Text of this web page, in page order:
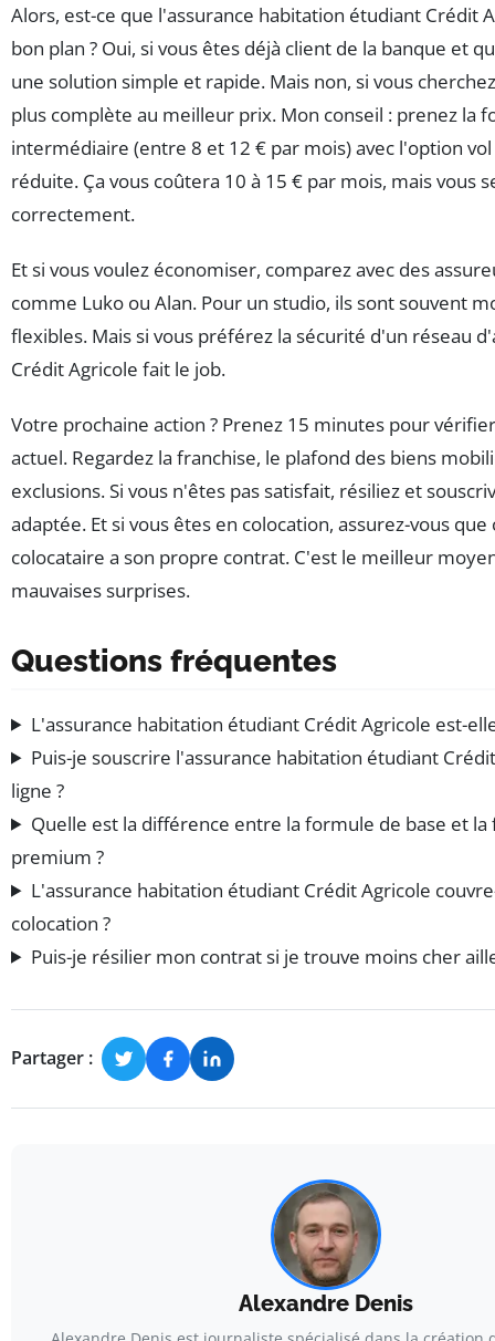
Alors, est-ce que l'assurance habitation étudiant Crédit
bon plan ? Oui, si vous êtes déjà client de la banque et
une solution simple et rapide. Mais non, si vous
plus complète au meilleur prix. Mon conseil : prenez la
intermédiaire (entre 8 et 12 € par mois) avec l'option
réduite. Ça vous coûtera 10 à 15 € par mois, mais vous
correctement.
Et si vous voulez économiser, comparez avec des
comme Luko ou Alan. Pour un studio, ils sont souvent
flexibles. Mais si vous préférez la sécurité d'un réseau
Crédit Agricole fait le job.
Votre prochaine action ? Prenez 15 minutes pour
actuel. Regardez la franchise, le plafond des biens
exclusions. Si vous n'êtes pas satisfait, résiliez et
adaptée. Et si vous êtes en colocation, assurez-vous que
colocataire a son propre contrat. C'est le meilleur
mauvaises surprises.
Questions fréquentes
L'assurance habitation étudiant Crédit Agricole est-
Puis-je souscrire l'assurance habitation étudiant
ligne ?
Quelle est la différence entre la formule de base et
premium ?
L'assurance habitation étudiant Crédit Agricole
colocation ?
Puis-je résilier mon contrat si je trouve moins cher
Partager :
Alexandre Denis